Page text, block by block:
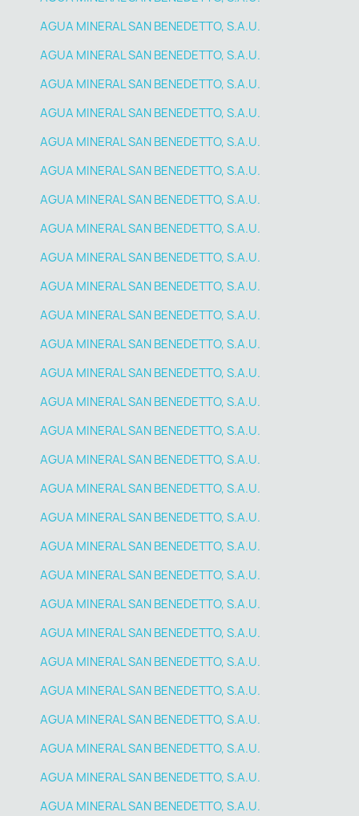
AGUA MINERAL SAN BENEDETTO, S.A.U.
AGUA MINERAL SAN BENEDETTO, S.A.U.
AGUA MINERAL SAN BENEDETTO, S.A.U.
AGUA MINERAL SAN BENEDETTO, S.A.U.
AGUA MINERAL SAN BENEDETTO, S.A.U.
AGUA MINERAL SAN BENEDETTO, S.A.U.
AGUA MINERAL SAN BENEDETTO, S.A.U.
AGUA MINERAL SAN BENEDETTO, S.A.U.
AGUA MINERAL SAN BENEDETTO, S.A.U.
AGUA MINERAL SAN BENEDETTO, S.A.U.
AGUA MINERAL SAN BENEDETTO, S.A.U.
AGUA MINERAL SAN BENEDETTO, S.A.U.
AGUA MINERAL SAN BENEDETTO, S.A.U.
AGUA MINERAL SAN BENEDETTO, S.A.U.
AGUA MINERAL SAN BENEDETTO, S.A.U.
AGUA MINERAL SAN BENEDETTO, S.A.U.
AGUA MINERAL SAN BENEDETTO, S.A.U.
AGUA MINERAL SAN BENEDETTO, S.A.U.
AGUA MINERAL SAN BENEDETTO, S.A.U.
AGUA MINERAL SAN BENEDETTO, S.A.U.
AGUA MINERAL SAN BENEDETTO, S.A.U.
AGUA MINERAL SAN BENEDETTO, S.A.U.
AGUA MINERAL SAN BENEDETTO, S.A.U.
AGUA MINERAL SAN BENEDETTO, S.A.U.
AGUA MINERAL SAN BENEDETTO, S.A.U.
AGUA MINERAL SAN BENEDETTO, S.A.U.
AGUA MINERAL SAN BENEDETTO, S.A.U.
AGUA MINERAL SAN BENEDETTO, S.A.U.